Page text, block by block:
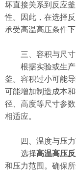
坏直接关系到反应
性。因此，在选择
承受高温高压条件下
三、容积与尺寸
根据实验或生产
釜。容积过小可能
可能增加制造成本
径、高度等尺寸参
相适应。
四、温度与压力
选择高温高压
和压力范围。确保